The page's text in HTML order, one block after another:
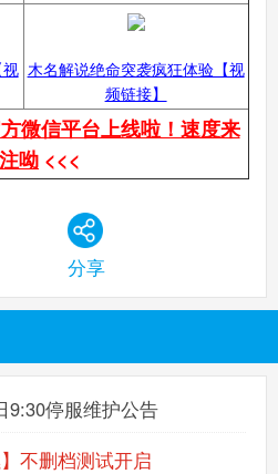
木名解说绝命突袭疯狂体验【视
频链接】
微信平台上线啦！速度来
呦 <<<
分享
9:30停服维护公告
不删档测试开启